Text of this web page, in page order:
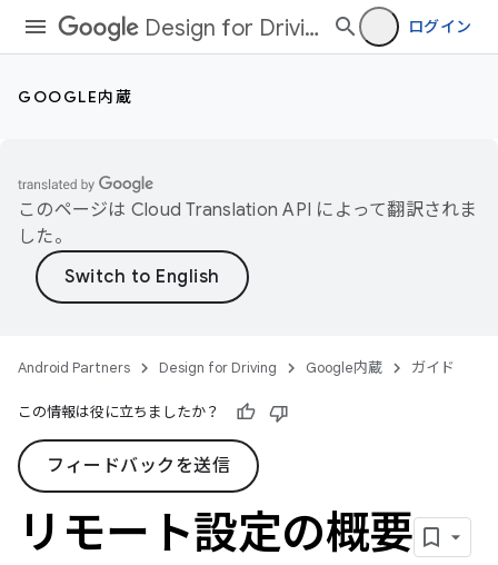
Design for Driving ログイン
GOOGLE内蔵
このページは Cloud Translation API によって翻訳されま
した。
Android Partners Design for Driving Google内蔵 ガイド
この情報は役に立ちましたか？
フィードバックを送信
リモート設定の概要